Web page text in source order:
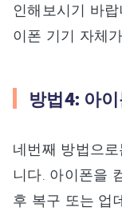
인해보시기 바
이폰 기기 자체
방법4: 아
네번째 방법으
니다. 아이폰을
후 복구 또는 업